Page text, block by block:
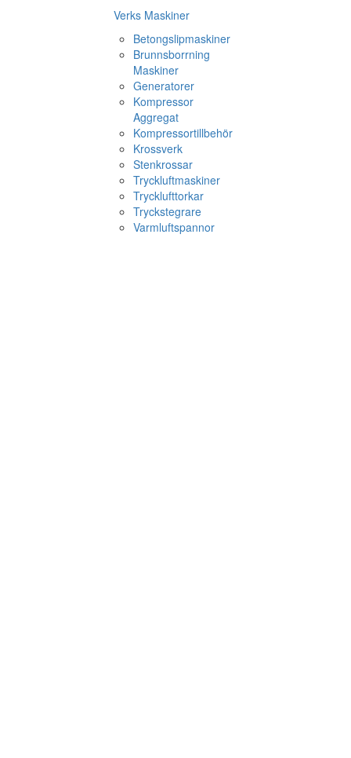
Verks Maskiner
Betongslipmaskiner
Brunnsborrning
Maskiner
Generatorer
Kompressor
Aggregat
Kompressortillbehör
Krossverk
Stenkrossar
Tryckluftmaskiner
Trycklufttorkar
Tryckstegrare
Varmluftspannor